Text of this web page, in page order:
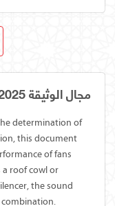
مجال الوثيقة ISO 13347-1:2025
determination of
this document
of fans
a roof cowl or
the sound